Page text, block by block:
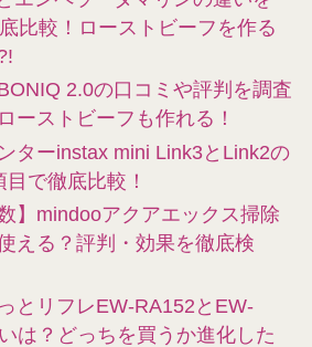
比較！ローストビーフを作る
2.0の口コミや評判を調査
ーストビーフも作れる！
ターinstax mini Link3とLink2の
で徹底比較！
】mindooアクアエックス掃除
える？評判・効果を徹底検
とリフレEW-RA152とEW-
は？どっちを買うか進化した